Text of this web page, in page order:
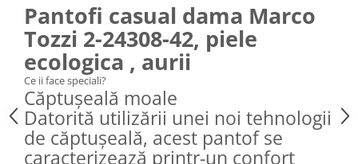
Pantofi casual dama Marco
Tozzi 2-24308-42, piele
ecologica , aurii
Ce ii face speciali?
Căptușeală moale
Datorită utilizării unei noi tehnologii
de căptușeală, acest pantof se
caracterizează printr-un confort